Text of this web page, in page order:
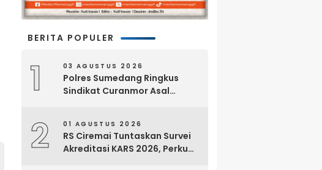
BERITA POPULER
1 03 AGUSTUS 2026
Polres Sumedang Ringkus
Sindikat Curanmor Asal
2 01 AGUSTUS 2026
RS Ciremai Tuntaskan Survei
Akreditasi KARS 2026, Perkuat